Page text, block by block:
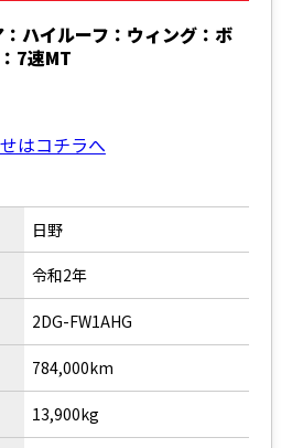
ハイルーフ：ウィング：ボ
7速MT
はコチラへ
日野
令和2年
2DG-FW1AHG
784,000km
13,900kg